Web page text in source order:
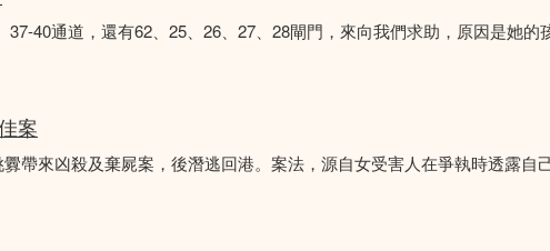
40通道，還有62、25、26、27、28閘門，來向我們求助，原因是她的
案
帶來凶殺及棄屍案，後潛逃回港。案法，源自女受害人在爭執時透露自